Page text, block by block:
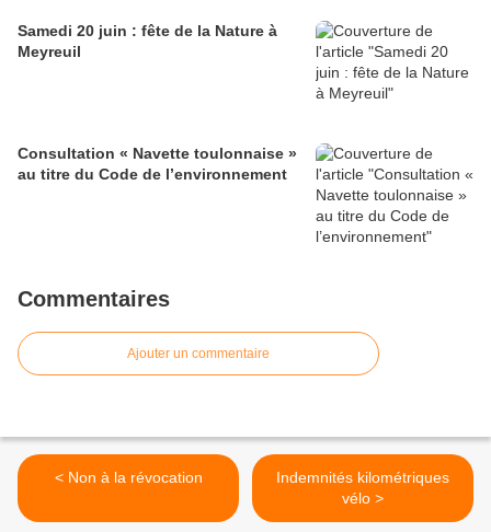
Samedi 20 juin : fête de la Nature à
Meyreuil
Consultation « Navette toulonnaise »
au titre du Code de l’environnement
Commentaires
Ajouter un commentaire
< Non à la révocation
Indemnités kilométriques
vélo >